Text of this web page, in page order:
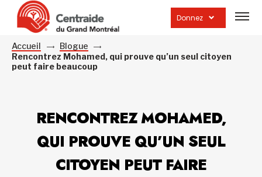
Donnez
la
Accueil
Blogue
Rencontrez Mohamed, qui prouve qu’un seul citoyen
peut faire beaucoup
RENCONTREZ MOHAMED,
QUI PROUVE QU’UN SEUL
CITOYEN PEUT FAIRE